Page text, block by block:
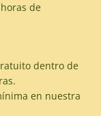
de
dentro de
en nuestra